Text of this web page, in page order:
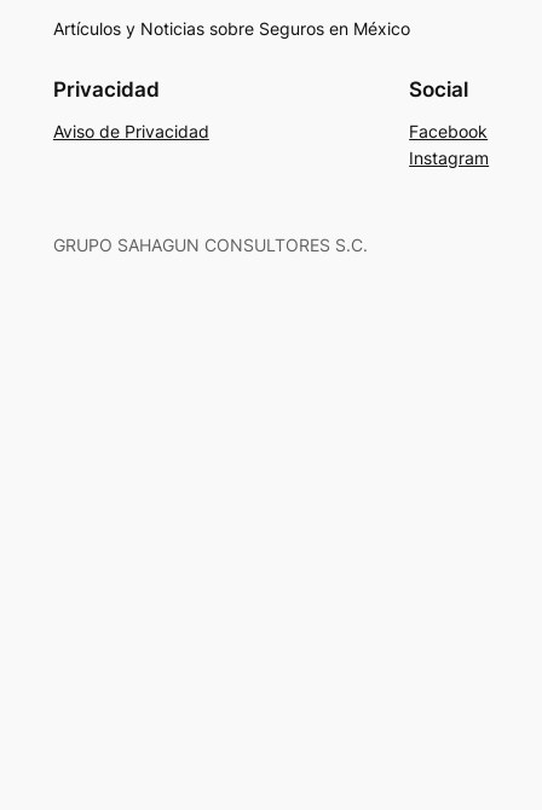
Artículos y Noticias sobre Seguros en México
Privacidad
Aviso de Privacidad
Social
Facebook
Instagram
GRUPO SAHAGUN CONSULTORES S.C.